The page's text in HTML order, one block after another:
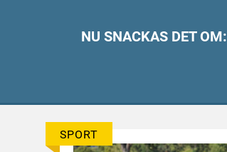
NU SNACKAS DET OM:
SPORT